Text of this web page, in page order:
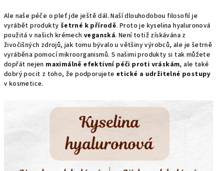
Ale naše péče o pleť jde ještě dál. Naší dlouhodobou filosofií je
vyrábět produkty šetrné k přírodě. Proto je kyselina hyaluronová
použitá v našich krémech veganská. Není totiž získávána z
živočišných zdrojů, jak tomu bývalo u většiny výrobců, ale je šetrně
vyráběna pomocí mikroorganismů. S našimi produkty si tak můžete
dopřát nejen maximálně efektivní péči proti vráskám, ale také
dobrý pocit z toho, že podporujete etické a udržitelné postupy
v kosmetice.